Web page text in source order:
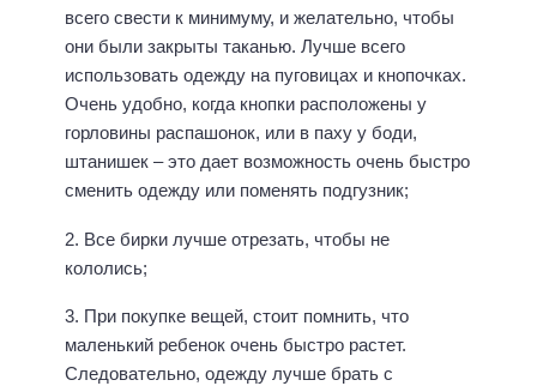
всего свести к минимуму, и желательно, чтобы
они были закрыты таканью. Лучше всего
использовать одежду на пуговицах и кнопочках.
Очень удобно, когда кнопки расположены у
горловины распашонок, или в паху у боди,
штанишек – это дает возможность очень быстро
сменить одежду или поменять подгузник;
2. Все бирки лучше отрезать, чтобы не
кололись;
3. При покупке вещей, стоит помнить, что
маленький ребенок очень быстро растет.
Следовательно, одежду лучше брать с